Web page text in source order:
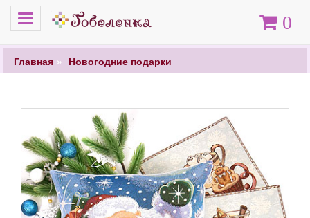
Меню Корзина
0
Главная Новогодние подарки